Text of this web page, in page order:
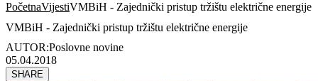
PočetnaVijestiVMBiH - Zajednički pristup tržištu električne energije
VMBiH - Zajednički pristup tržištu električne energije
AUTOR:Poslovne novine
05.04.2018
SHARE